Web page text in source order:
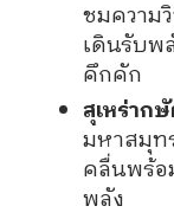
ชมความ
เดินรับพ
คึกคัก
สุเหร่าก
มหาสมุท
คลื่นพร้อ
พลัง